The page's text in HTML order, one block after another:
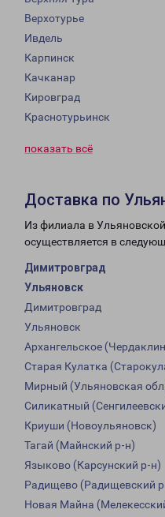
Верхотурье
Ивдель
Карпинск
Качканар
Кировград
Краснотурьинск
показать всё
Доставка по
Из филиала в
осуществляется в
Димитровград
Ульяновск
Димитровград
Ульяновск
Архангельское
Старая Кулатка
Мирный (Ульяновская
Силикатный
Криуши (Новоульяновск)
Тагай (Майнский р-н)
Языково (Карсунский р-н)
Радищево (Радищевский
Новая Майна